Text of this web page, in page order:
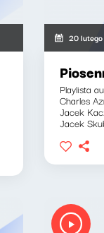
20
Playlista
Charles
Jacek
Jacek